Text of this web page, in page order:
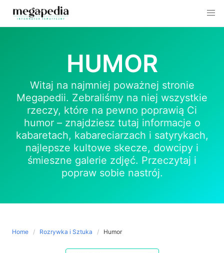
HUMOR
Witaj na najmniej poważnej stronie
Megapedii. Zebraliśmy na niej wszystkie
rzeczy, które na pewno poprawią Ci
humor – znajdziesz tutaj informacje o
kabaretach, kabareciarzach i satyrykach,
najlepsze kultowe skecze, dowcipy i
śmieszne galerie zdjęć. Przeczytaj i
popraw sobie nastrój.
Home Rozrywka i Sztuka Humor